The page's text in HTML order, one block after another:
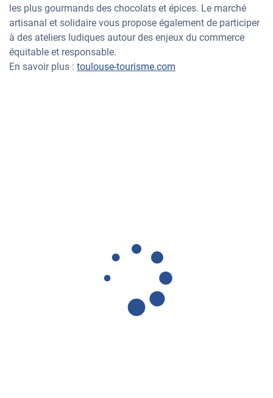
les plus gourmands des chocolats et épices. Le marché
artisanal et solidaire vous propose également de participer
à des ateliers ludiques autour des enjeux du commerce
équitable et responsable.
En savoir plus : toulouse-tourisme.com